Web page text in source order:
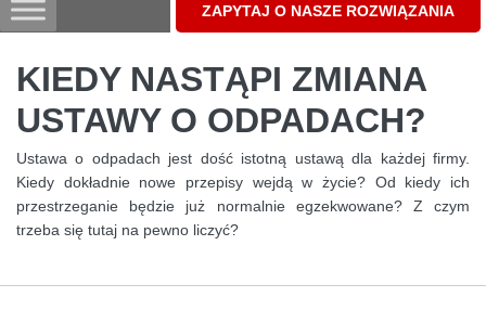
ZAPYTAJ O NASZE ROZWIĄZANIA
KIEDY NASTĄPI ZMIANA
USTAWY O ODPADACH?
Ustawa o odpadach jest dość istotną ustawą dla każdej firmy.
Kiedy dokładnie nowe przepisy wejdą w życie? Od kiedy ich
przestrzeganie będzie już normalnie egzekwowane? Z czym
trzeba się tutaj na pewno liczyć?